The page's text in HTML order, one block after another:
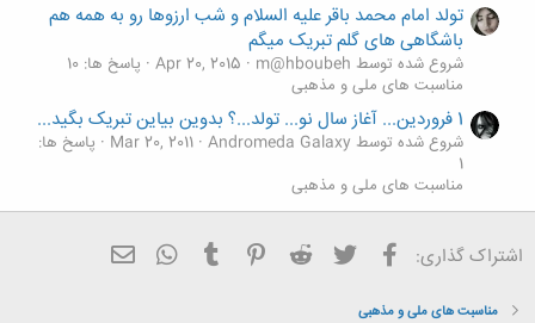
تولد امام محمد باقر علیه السلام و شب ارزوها رو به همه هم
باشگاهی های گلم تبریک میگم
شروع شده توسط m@hboubeh Apr 20, 2015 پاسخ ها: 10
مناسبت های ملی و مذهبی
1 فروردین... آغاز سال نو... تولد...؟ بدوین بیاین تبریک بگید...
شروع شده توسط Andromeda Galaxy Mar 20, 2011
پاسخ ها:
1
مناسبت های ملی و مذهبی
اشتراک گذاری: فیسبوک تویتر Reddit
Pinterest
Tumblr
WhatsApp
مناسبت های ملی و مذهبی